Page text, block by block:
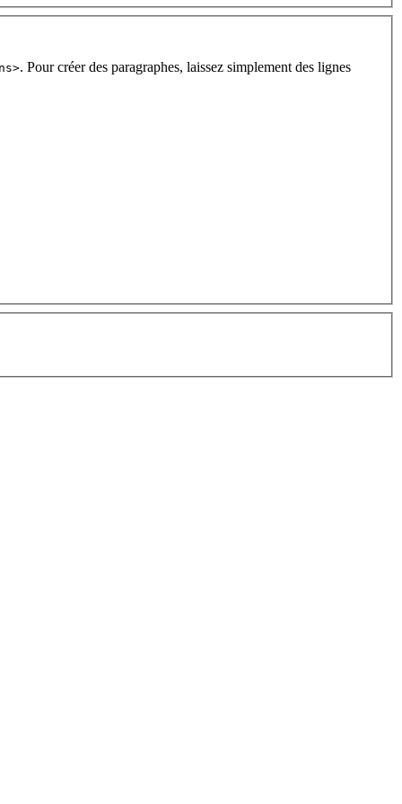
. Pour créer des paragraphes, laissez simplement des lignes